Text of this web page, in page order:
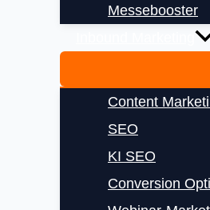
Messebooster
Content
SEO
KI SEO
Conversion